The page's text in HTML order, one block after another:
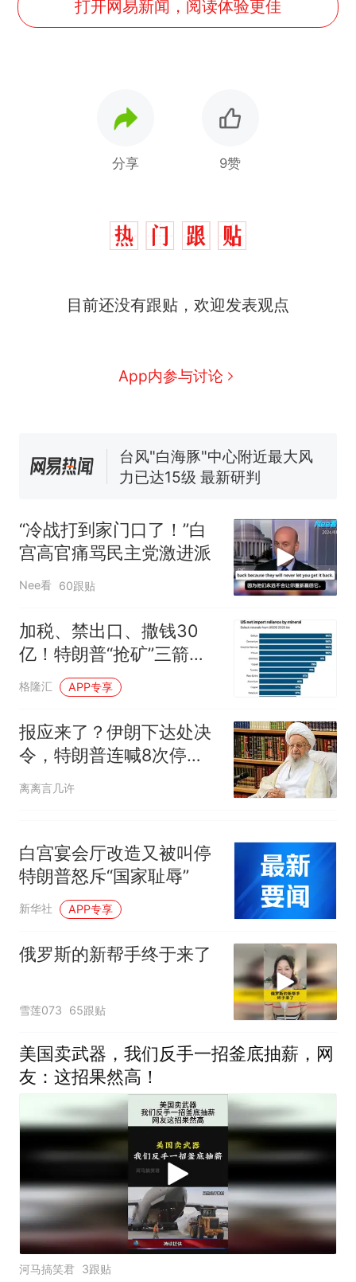
打开网易新闻，阅读体验更佳
分享 9赞
目前还没有跟贴，欢迎发表观点
App内参与讨论
人生
新 搬家报价570元，搬到楼下
交5060元才肯搬上楼！女子傻
协会回应
台风"白海豚"中心附近最大风
力已达15级 最新研判
试前13名均遭淘汰？教育局：
已叫停招聘，成立调查组全面
核查
笔试第一被第二名传话劝弃考
官方通报
那个在床头放菜刀的女孩，
人生
“冷战打到家门口了！”白
宫高官痛骂民主党激进派
Nee看 60跟贴
加税、禁出口、撒钱30
亿！特朗普“抢矿”三箭齐
发
格隆汇 APP专享
报应来了？伊朗下达处决
令，特朗普连喊8次停
手，海外资产遭清算
离离言几许
白宫宴会厅改造又被叫停
特朗普怒斥“国家耻辱”
新华社 APP专享
俄罗斯的新帮手终于来了
雪莲073 65跟贴
美国卖武器，我们反手一招釜底抽薪，网
友：这招果然高！
河马搞笑君 3跟贴